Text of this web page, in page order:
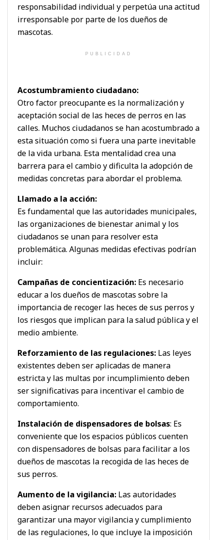
responsabilidad individual y perpetúa una actitud
irresponsable por parte de los dueños de
mascotas.
PUBLICIDAD
Acostumbramiento ciudadano:
Otro factor preocupante es la normalización y
aceptación social de las heces de perros en las
calles. Muchos ciudadanos se han acostumbrado a
esta situación como si fuera una parte inevitable
de la vida urbana. Esta mentalidad crea una
barrera para el cambio y dificulta la adopción de
medidas concretas para abordar el problema.
Llamado a la acción:
Es fundamental que las autoridades municipales,
las organizaciones de bienestar animal y los
ciudadanos se unan para resolver esta
problemática. Algunas medidas efectivas podrían
incluir:
Campañas de concientización: Es necesario
educar a los dueños de mascotas sobre la
importancia de recoger las heces de sus perros y
los riesgos que implican para la salud pública y el
medio ambiente.
Reforzamiento de las regulaciones: Las leyes
existentes deben ser aplicadas de manera
estricta y las multas por incumplimiento deben
ser significativas para incentivar el cambio de
comportamiento.
Instalación de dispensadores de bolsas: Es
conveniente que los espacios públicos cuenten
con dispensadores de bolsas para facilitar a los
dueños de mascotas la recogida de las heces de
sus perros.
Aumento de la vigilancia: Las autoridades
deben asignar recursos adecuados para
garantizar una mayor vigilancia y cumplimiento
de las regulaciones, lo que incluye la imposición